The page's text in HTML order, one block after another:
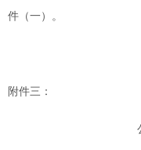
件（一）。
附件三：